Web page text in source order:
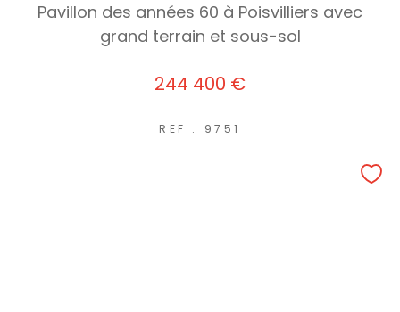
Pavillon des années 60 à Poisvilliers avec
grand terrain et sous-sol
244 400 €
REF : 9751